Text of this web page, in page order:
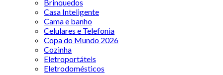
Brinquedos
Casa Inteligente
Cama e banho
Celulares e Telefonia
Copa do Mundo 2026
Cozinha
Eletroportáteis
Eletrodomésticos